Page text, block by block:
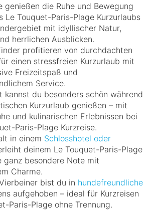
genießen die Ruhe und Bewegung
Le Touquet-Paris-Plage Kurzurlaubs
mit idyllischer Natur,
herrlichen Ausblicken.
profitieren von durchdachten
einen stressfreien Kurzurlaub mit
Freizeitspaß und
Service.
kannst du besonders schön während
Kurzurlaub genießen – mit
und kulinarischen Erlebnissen bei
Paris-Plage Kurzreise.
in einem Schlosshotel oder
deinem Le Touquet-Paris-Plage
ganz besondere Note mit
Charme.
bist du in hundefreundliche
aufgehoben – ideal für Kurzreisen
Paris-Plage ohne Trennung.